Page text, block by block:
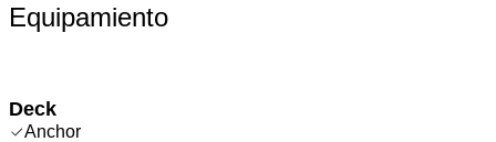
Equipamiento
Deck
Anchor